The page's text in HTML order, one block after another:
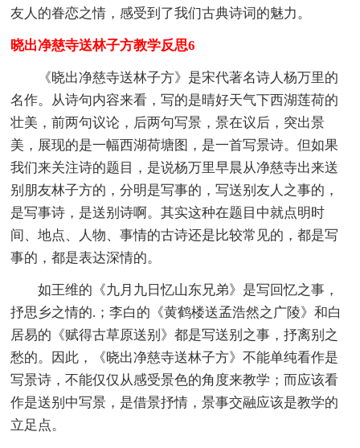
友人的眷恋之情，感受到了我们古典诗词的魅力。
晓出净慈寺送林子方教学反思6
《晓出净慈寺送林子方》是宋代著名诗人杨万里的
名作。从诗句内容来看，写的是晴好天气下西湖莲荷的
壮美，前两句议论，后两句写景，景在议后，突出景
美，展现的是一幅西湖荷塘图，是一首写景诗。但如果
我们来关注诗的题目，是说杨万里早晨从净慈寺出来送
别朋友林子方的，分明是写事的，写送别友人之事的，
是写事诗，是送别诗啊。其实这种在题目中就点明时
间、地点、人物、事情的古诗还是比较常见的，都是写
事的，都是表达深情的。
如王维的《九月九日忆山东兄弟》是写回忆之事，
抒思乡之情的.；李白的《黄鹤楼送孟浩然之广陵》和白
居易的《赋得古草原送别》都是写送别之事，抒离别之
愁的。因此，《晓出净慈寺送林子方》不能单纯看作是
写景诗，不能仅仅从感受景色的角度来教学；而应该看
作是送别中写景，是借景抒情，景事交融应该是教学的
立足点。